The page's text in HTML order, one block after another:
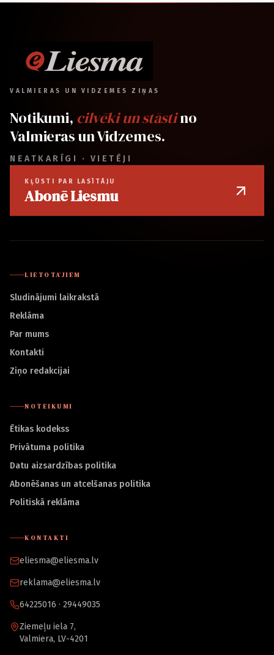
VALMIERAS UN VIDZEMES ZIŅAS
Notikumi, cilvēki un stāstino
Valmieras un Vidzemes.
NEATKARĪGI · VIETĒJI
KĻŪSTI PAR LASĪTĀJU
Abonē Liesmu
LIETOTĀJIEM
Sludinājumi laikrakstā
Reklāma
Par mums
Kontakti
Ziņo redakcijai
NOTEIKUMI
Ētikas kodekss
Privātuma politika
Datu aizsardzības politika
Abonēšanas un atcelšanas politika
Politiskā reklāma
KONTAKTI
eliesma@eliesma.lv
reklama@eliesma.lv
64225016 · 29449035
Ziemeļu iela 7,
Valmiera, LV-4201